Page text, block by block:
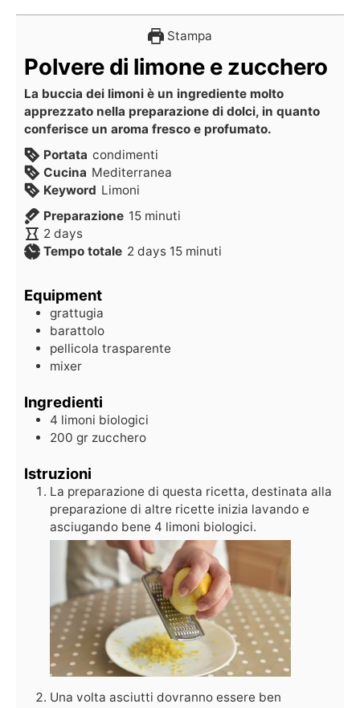
Stampa
Polvere di limone e zucchero
La buccia dei limoni è un ingrediente molto
apprezzato nella preparazione di dolci, in quanto
conferisce un aroma fresco e profumato.
Portata condimenti
Cucina Mediterranea
Keyword Limoni
Preparazione 15 minuti
2 days
Tempo totale 2 days 15 minuti
Equipment
grattugia
barattolo
pellicola trasparente
mixer
Ingredienti
4 limoni biologici
200 gr zucchero
Istruzioni
La preparazione di questa ricetta, destinata alla
preparazione di altre ricette inizia lavando e
asciugando bene 4 limoni biologici.
Una volta asciutti dovranno essere ben